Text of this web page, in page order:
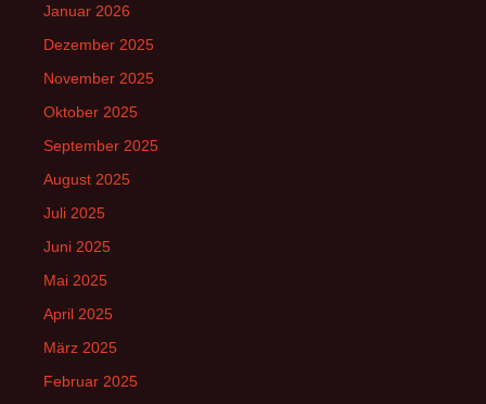
Januar 2026
Dezember 2025
November 2025
Oktober 2025
September 2025
August 2025
Juli 2025
Juni 2025
Mai 2025
April 2025
März 2025
Februar 2025